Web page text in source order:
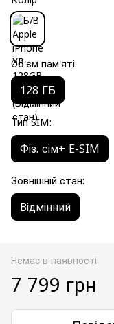
Об'єм пам'яті:
128 ГБ
Тип SIM:
Фіз. сім+ E-SIM
Зовнішній стан:
Відмінний
Немає в наявності
7 799 грн